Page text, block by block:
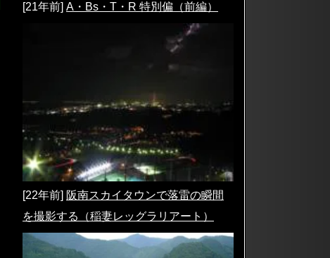
[21年前] A・Bs・T・R 特別偏（前編）
[22年前] 阪南スカイタウンで落雷の瞬間
を撮影する（稲妻レッグラリアート）